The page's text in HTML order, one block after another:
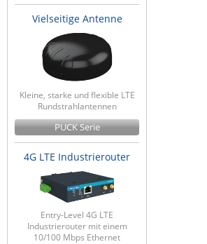
WATTECO
Westermo
Yuasa
ZPE Systems
News zu unseren Herstellern
Vielseitige Antenne
Kleine, starke und flexible LTE
Rundstrahlantennen
PUCK Serie
4G LTE Industrierouter
Entry-Level 4G LTE
Industrierouter mit einem
10/100 Mbps Ethernet